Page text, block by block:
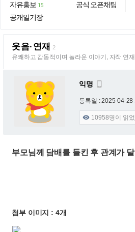
자유홍보 15
공개일기장
공식 오픈채팅
웃음·연재 2
유쾌하고 감동적이며 놀라운 이야기, 자작 연
익명 
등록일 : 2025-04-28
 10958명이 읽
부모님께 담배를 들킨 후 관계가
첨부 이미지 : 4개